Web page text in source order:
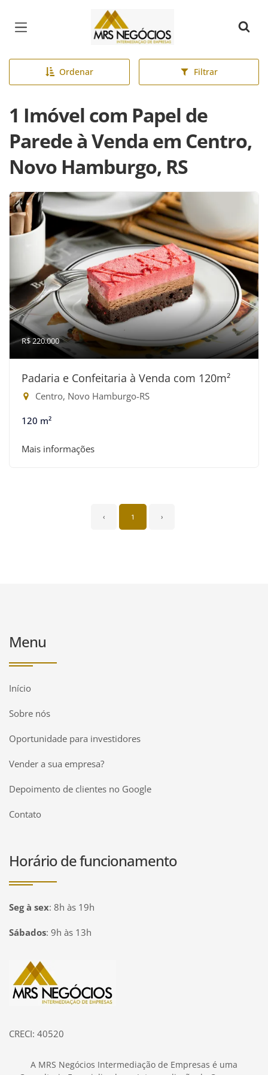
Página inicial
Ordenar Filtrar
1 Imóvel com Papel de
Parede à Venda em Centro,
Novo Hamburgo, RS
R$ 220.000
Padaria e Confeitaria à Venda com 120m²
Centro, Novo Hamburgo-RS
120 m²
Mais informações
‹ 1 ›
Menu
Início
Sobre nós
Oportunidade para investidores
Vender a sua empresa?
Depoimento de clientes no Google
Contato
Horário de funcionamento
Seg à sex: 8h às 19h
Sábados: 9h às 13h
Página inicial
CRECI: 40520
A MRS Negócios Intermediação de Empresas é uma